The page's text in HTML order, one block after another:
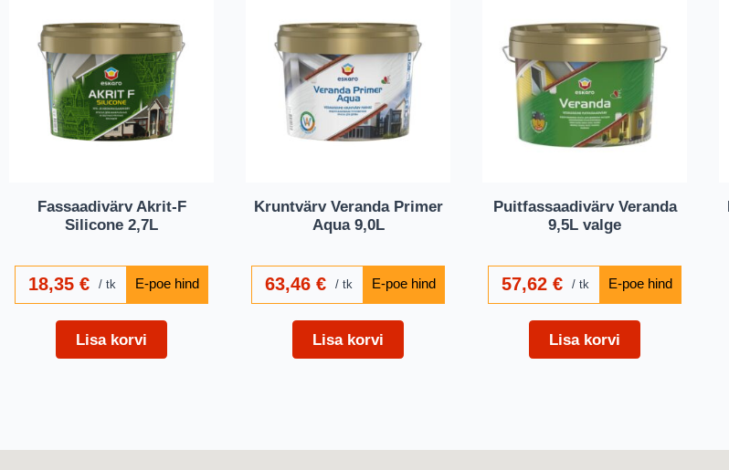
Fassaadivärv Akrit-F
Silicone 2,7L
18,35 € tk
Lisa korvi
Kruntvärv Veranda Primer
Aqua 9,0L
63,46 € tk
Lisa korvi
Puitfassaadivärv Veranda
9,5L valge
57,62 € tk
Lisa korvi